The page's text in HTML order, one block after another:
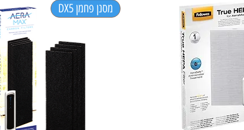
מסנן פחמן DX5